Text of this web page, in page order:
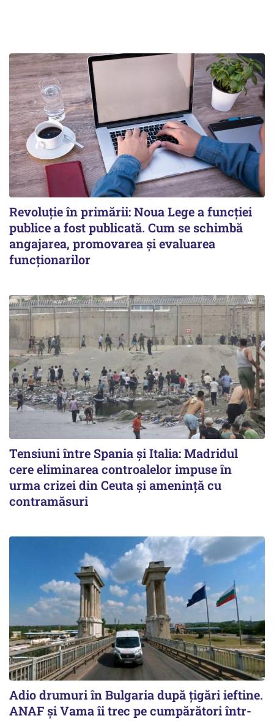
Revoluție în primării: Noua Lege a funcției
publice a fost publicată. Cum se schimbă
angajarea, promovarea și evaluarea
funcționarilor
Tensiuni între Spania și Italia: Madridul
cere eliminarea controalelor impuse în
urma crizei din Ceuta și amenință cu
contramăsuri
Adio drumuri în Bulgaria după țigări ieftine.
ANAF și Vama îi trec pe cumpărători într-